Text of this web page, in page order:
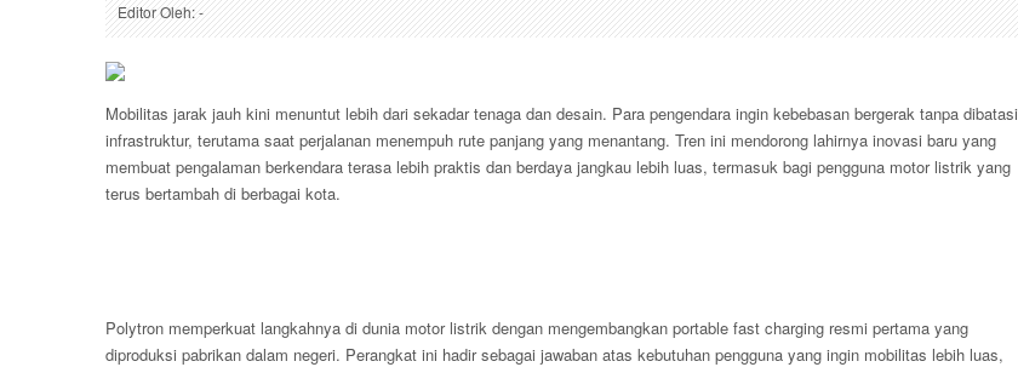
Editor Oleh: -
Mobilitas jarak jauh kini menuntut lebih dari sekadar tenaga dan desain. Para pengendara ingin kebebasan bergerak tanpa dibatasi
infrastruktur, terutama saat perjalanan menempuh rute panjang yang menantang. Tren ini mendorong lahirnya inovasi baru yang
membuat pengalaman berkendara terasa lebih praktis dan berdaya jangkau lebih luas, termasuk bagi pengguna motor listrik yang
terus bertambah di berbagai kota.
Polytron memperkuat langkahnya di dunia motor listrik dengan mengembangkan portable fast charging resmi pertama yang
diproduksi pabrikan dalam negeri. Perangkat ini hadir sebagai jawaban atas kebutuhan pengguna yang ingin mobilitas lebih luas,